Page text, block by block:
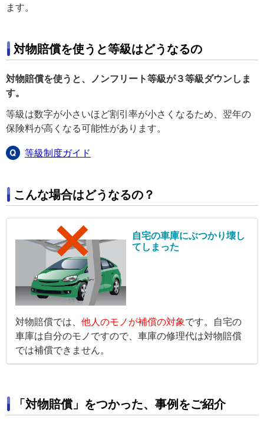
ます。
対物賠償を使うと等級はどうなるの
対物賠償を使うと、ノンフリート等級が３等級ダウンしま
す。
等級は数字が小さいほど割引率が小さくなるため、翌年の
保険料が高くなる可能性があります。
等級制度ガイド
こんな場合はどうなるの？
自宅の車庫にぶつかり壊し
てしまった
対物賠償では、 他人のモノが補償の対象です。自宅の
車庫は自分のモノですので、車庫の修理代は対物賠償
では補償できません。
「対物賠償」をつかった、事例をご紹介